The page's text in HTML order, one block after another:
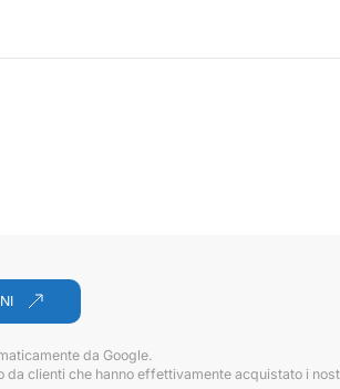
da Google.
clienti che hanno effettivamente acquistato i